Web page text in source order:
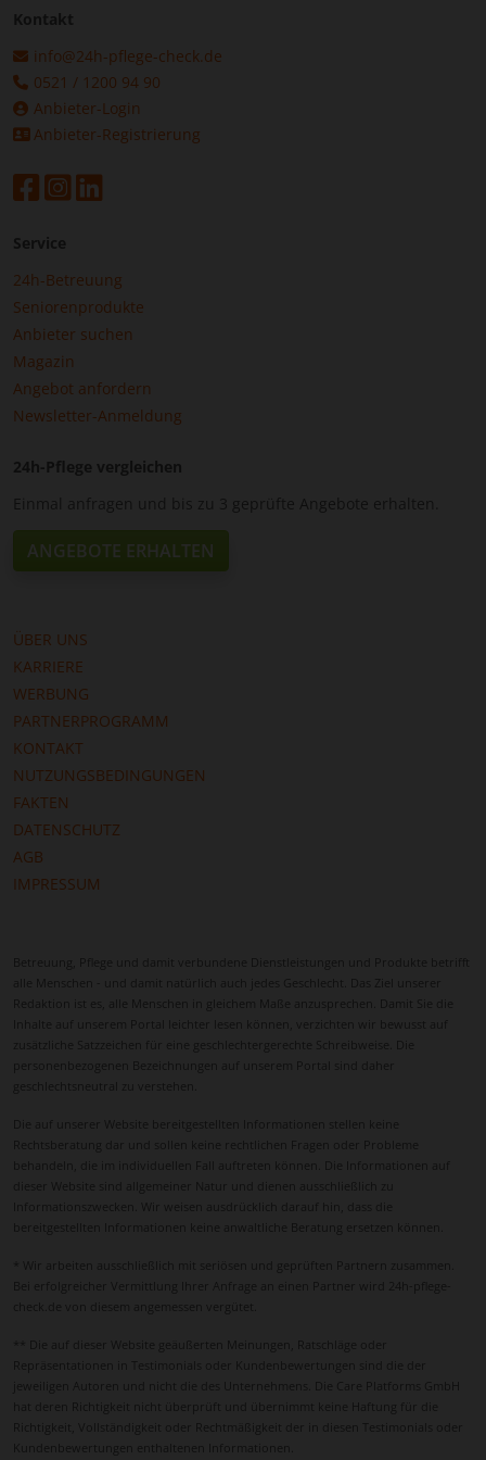
Kontakt
info@24h-pflege-check.de
0521 / 1200 94 90
Anbieter-Login
Anbieter-Registrierung
Service
24h-Betreuung
Seniorenprodukte
Anbieter suchen
Magazin
Angebot anfordern
Newsletter-Anmeldung
24h-Pflege vergleichen
Einmal anfragen und bis zu 3 geprüfte Angebote erhalten.
ANGEBOTE ERHALTEN
ÜBER UNS
KARRIERE
WERBUNG
PARTNERPROGRAMM
KONTAKT
NUTZUNGSBEDINGUNGEN
FAKTEN
DATENSCHUTZ
AGB
IMPRESSUM
Betreuung, Pflege und damit verbundene Dienstleistungen und Produkte betrifft
alle Menschen - und damit natürlich auch jedes Geschlecht. Das Ziel unserer
Redaktion ist es, alle Menschen in gleichem Maße anzusprechen. Damit Sie die
Inhalte auf unserem Portal leichter lesen können, verzichten wir bewusst auf
zusätzliche Satzzeichen für eine geschlechtergerechte Schreibweise. Die
personenbezogenen Bezeichnungen auf unserem Portal sind daher
geschlechtsneutral zu verstehen.
Die auf unserer Website bereitgestellten Informationen stellen keine
Rechtsberatung dar und sollen keine rechtlichen Fragen oder Probleme
behandeln, die im individuellen Fall auftreten können. Die Informationen auf
dieser Website sind allgemeiner Natur und dienen ausschließlich zu
Informationszwecken. Wir weisen ausdrücklich darauf hin, dass die
bereitgestellten Informationen keine anwaltliche Beratung ersetzen können.
* Wir arbeiten ausschließlich mit seriösen und geprüften Partnern zusammen.
Bei erfolgreicher Vermittlung Ihrer Anfrage an einen Partner wird 24h-pflege-
check.de von diesem angemessen vergütet.
** Die auf dieser Website geäußerten Meinungen, Ratschläge oder
Repräsentationen in Testimonials oder Kundenbewertungen sind die der
jeweiligen Autoren und nicht die des Unternehmens. Die Care Platforms GmbH
hat deren Richtigkeit nicht überprüft und übernimmt keine Haftung für die
Richtigkeit, Vollständigkeit oder Rechtmäßigkeit der in diesen Testimonials oder
Kundenbewertungen enthaltenen Informationen.